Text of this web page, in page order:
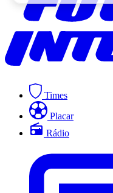
Times
Placar
Rádio